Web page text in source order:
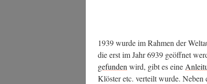
1939 wur­de im Rah­men der
die erst im Jahr 6939 geöff­net
gefun­den wird, gibt es eine
Klös­ter etc. ver­teilt wur­de. Neben